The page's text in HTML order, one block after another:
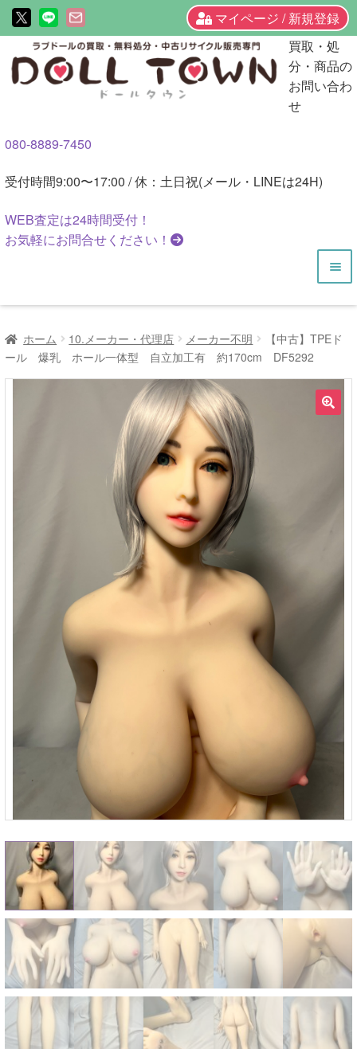
マイページ / 新規登録
ビ
ゲ
ョ
へ
キ
ッ
ン
テ
へ
キ
プ
買取・処
分・商品の
お問い合わ
せ
080-8889-7450
受付時間9:00〜17:00 / 休：土日祝(メール・LINEは24H)
WEB査定は24時間受付！
お気軽にお問合せください！
HOME
商品一覧
ラブドール買取・処分
開
ホーム 10.メーカー・代理店 メーカー不明
【中古】TPEド
ール 爆乳 ホール一体型 自立加工有 約170cm DF5292